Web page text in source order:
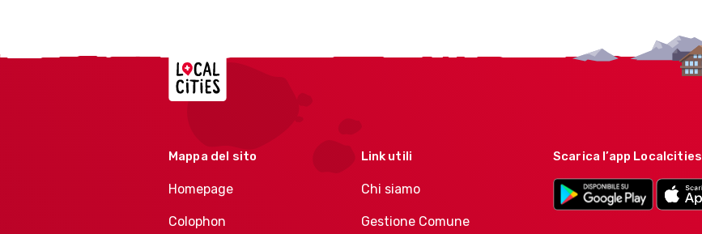
Localcities
Mappa del sito
Homepage
Colophon
Link utili
Chi siamo
Gestione Comune
Scarica l’app Localcities